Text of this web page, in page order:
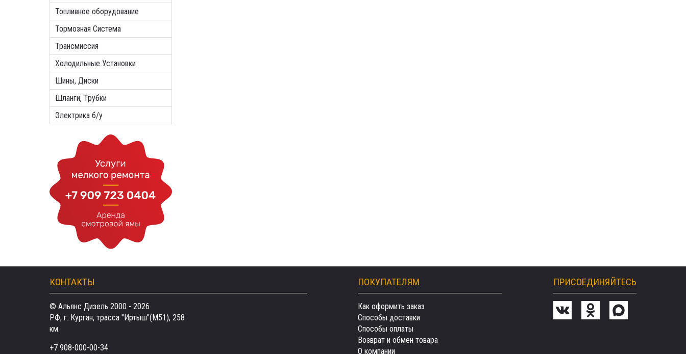
Топливное оборудование
Тормозная Система
Трансмиссия
Холодильные Установки
Шины, Диски
Шланги, Трубки
Электрика б/у
КОНТАКТЫ
© Альянс Дизель 2000 - 2026
РФ, г. Курган, трасса "Иртыш"(М51), 258
км.
+7 908-000-00-34
ПОКУПАТЕЛЯМ
Как оформить заказ
Способы доставки
Способы оплаты
Возврат и обмен товара
О компании
ПРИСОЕДИНЯЙТЕСЬ